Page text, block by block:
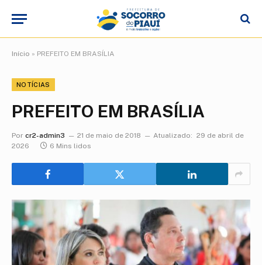
Início » PREFEITO EM BRASÍLIA
NOTÍCIAS
PREFEITO EM BRASÍLIA
Por cr2-admin3 21 de maio de 2018 Atualizado: 29 de abril de
2026
6 Mins lidos